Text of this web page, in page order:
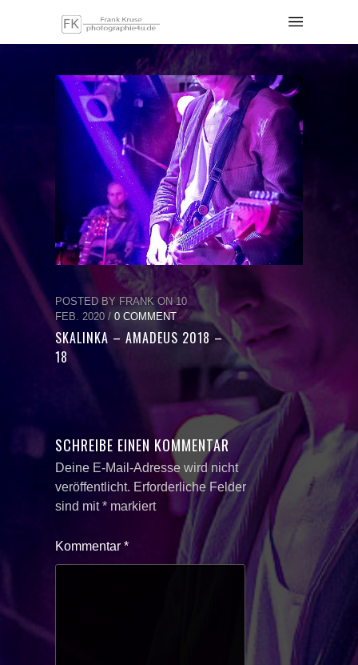
POSTED BY FRANK ON 10
FEB. 2020 / 0 COMMENT
SKALINKA – AMADEUS 2018 –
18
SCHREIBE EINEN KOMMENTAR
Deine E-Mail-Adresse wird nicht
veröffentlicht. Erforderliche Felder
sind mit* markiert
Kommentar *